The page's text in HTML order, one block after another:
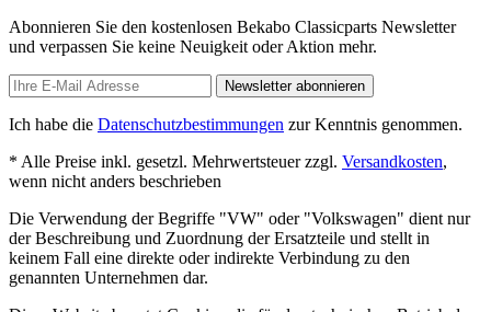
Abonnieren Sie den kostenlosen Bekabo Classicparts Newsletter
und verpassen Sie keine Neuigkeit oder Aktion mehr.
Newsletter abonnieren
Ich habe die Datenschutzbestimmungen zur Kenntnis genommen.
* Alle Preise inkl. gesetzl. Mehrwertsteuer zzgl. Versandkosten,
wenn nicht anders beschrieben
Die Verwendung der Begriffe "VW" oder "Volkswagen" dient nur
der Beschreibung und Zuordnung der Ersatzteile und stellt in
keinem Fall eine direkte oder indirekte Verbindung zu den
genannten Unternehmen dar.